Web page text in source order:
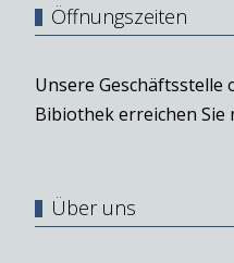
Öffnungszeiten
Unsere Geschäftsstelle
Bibiothek erreichen Sie
Über uns